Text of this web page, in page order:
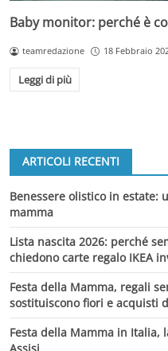
Baby monitor: perché è
teamredazione 18 Febbraio
Leggi di più
ARTICOLI RECENTI
Benessere olistico in estate:
mamma
Lista nascita 2026: perché
chiedono carte regalo IKEA
Festa della Mamma, regali
sostituiscono fiori e acquisti
Festa della Mamma in Italia,